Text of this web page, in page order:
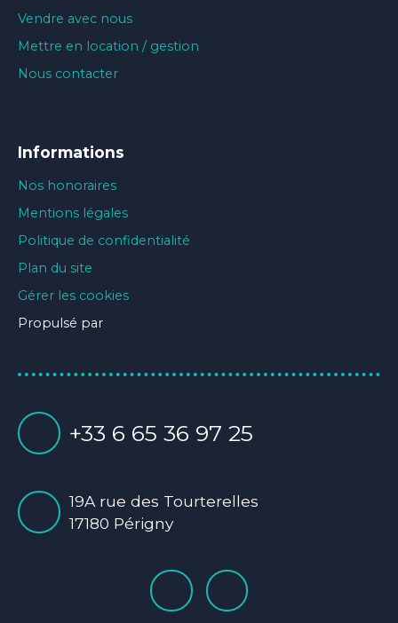
Vendre avec nous
Mettre en location / gestion
Nous contacter
Informations
Nos honoraires
Mentions légales
Politique de confidentialité
Plan du site
Gérer les cookies
Propulsé par
+33 6 65 36 97 25
19A rue des Tourterelles
17180 Périgny